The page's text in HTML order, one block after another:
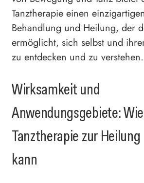
Tanztherapie einen
Behandlung und Heilung, der
ermöglicht, sich selbst und
zu entdecken und zu verstehen.
Wirksamkeit und
Anwendungsgebiete: Wie
Tanztherapie zur
kann